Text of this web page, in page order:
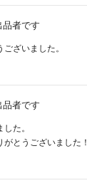
品者です
ざいました。
品者です
た。
がとうございました！